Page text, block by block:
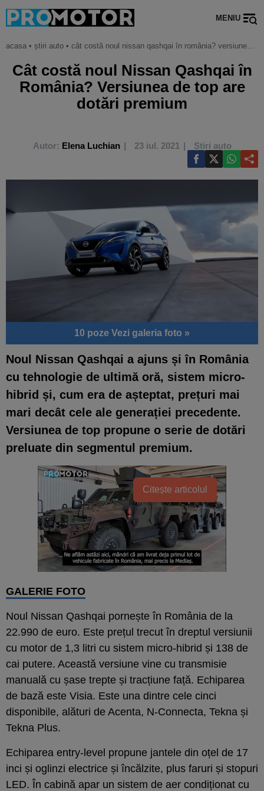
MENIU
acasa • știri auto • cât costă noul nissan qashqai în românia? versiunea de top are dotări premium
Cât costă noul Nissan Qashqai în
România? Versiunea de top are
dotări premium
Autor: Elena Luchian 23 iul. 2021 Știri auto
10 poze Vezi galeria foto »
Noul Nissan Qashqai a ajuns și în România
cu tehnologie de ultimă oră, sistem micro-
hibrid și, cum era de așteptat, prețuri mai
mari decât cele ale generației precedente.
Versiunea de top propune o serie de dotări
preluate din segmentul premium.
Citește articolul
GALERIE FOTO
Noul Nissan Qashqai pornește în România de la
22.990 de euro. Este prețul trecut în dreptul versiunii
cu motor de 1,3 litri cu sistem micro-hibrid și 138 de
cai putere. Această versiune vine cu transmisie
manuală cu șase trepte și tracțiune față. Echiparea
de bază este Visia. Este una dintre cele cinci
disponibile, alături de Acenta, N-Connecta, Tekna și
Tekna Plus.
Echiparea entry-level propune jantele din oțel de 17
inci și oglinzi electrice și încălzite, plus faruri și stopuri
LED. În cabină apar un sistem de aer condiționat cu